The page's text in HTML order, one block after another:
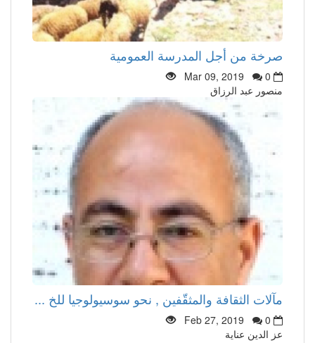
صرخة من أجل المدرسة العمومية
Mar 09, 2019
0
منصور عبد الرزاق
مآلات الثقافة والمثقّفين , نحو سوسيولوجيا للخ ...
Feb 27, 2019
0
عز الدين عناية